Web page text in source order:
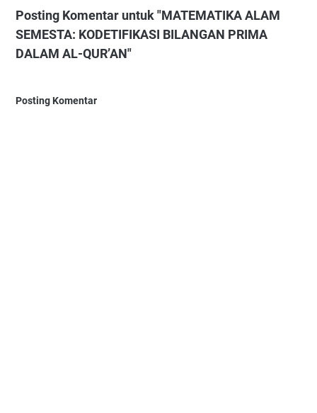
Posting Komentar untuk "MATEMATIKA ALAM
SEMESTA: KODETIFIKASI BILANGAN PRIMA
DALAM AL-QUR’AN"
Posting Komentar